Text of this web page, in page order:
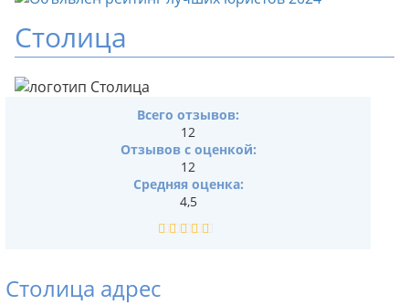
Столица
Столица адрес
Всего отзывов:
12
Отзывов с оценкой:
12
Средняя оценка:
4,5